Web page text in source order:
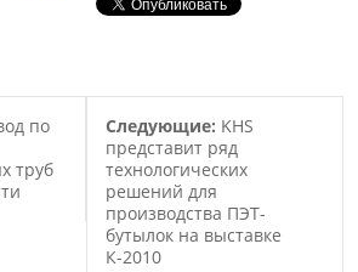
по
труб
Следующие: KHS
представит ряд
технологических
решений для
производства ПЭТ-
бутылок на выставке
К-2010